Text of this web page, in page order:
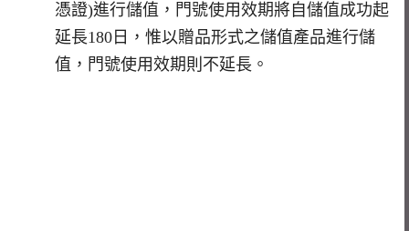
憑證)進行儲值，門號使用效期將自儲值成功起
延長180日，惟以贈品形式之儲值產品進行儲
值，門號使用效期則不延長。